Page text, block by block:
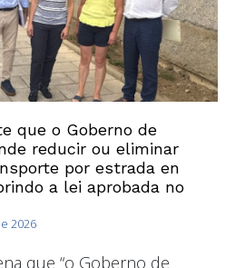
que o Goberno de
reducir ou eliminar
por estrada en
a lei aprobada no
2026
que “o Goberno de